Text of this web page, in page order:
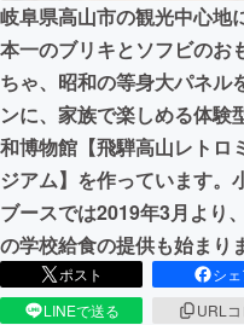
まちづくり・地
CAMPFIRE for
CAMPFIREふるさ
岐阜県高山市の観光中心地
本一のブリキとソフビのお
ちゃ、昭和の等身大パネル
ンに、家族で楽しめる体験
和博物館【飛騨高山レトロ
ジアム】を作っています。
ブースでは2019年3月より
の学校給食の提供も始まり
ポスト
シ
LINEで送る
URL